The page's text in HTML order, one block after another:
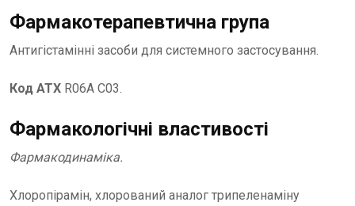
Фармакотерапевтична група
Антигістамінні засоби для системного застосування.
Код АТХ R06A C03.
Фармакологічні властивості
Фармакодинаміка.
Хлоропірамін, хлорований аналог трипеленаміну